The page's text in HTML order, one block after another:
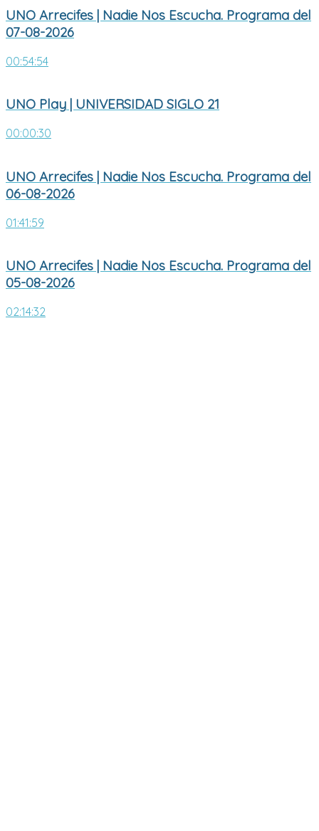
UNO Arrecifes | Nadie Nos Escucha. Programa del
07-08-2026
00:54:54
UNO Play | UNIVERSIDAD SIGLO 21
00:00:30
UNO Arrecifes | Nadie Nos Escucha. Programa del
06-08-2026
01:41:59
UNO Arrecifes | Nadie Nos Escucha. Programa del
05-08-2026
02:14:32